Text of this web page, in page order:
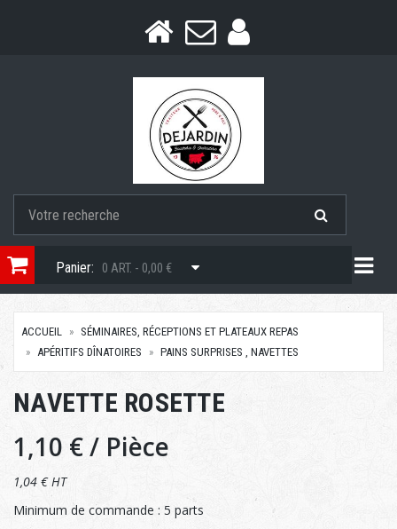
Panier: 0 ART. - 0,00 €
ACCUEIL
SÉMINAIRES, RÉCEPTIONS ET PLATEAUX REPAS
APÉRITIFS DÎNATOIRES
PAINS SURPRISES , NAVETTES
NAVETTE ROSETTE
1,10 €/ Pièce
1,04 € HT
Minimum de commande : 5 parts